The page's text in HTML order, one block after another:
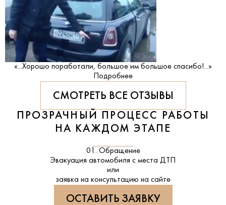
«...Хорошо поработали, большое им большое спасибо!...»
Подробнее
СМОТРЕТЬ ВСЕ ОТЗЫВЫ
ПРОЗРАЧНЫЙ ПРОЦЕСС РАБОТЫ
НА КАЖДОМ ЭТАПЕ
01. Обращение
Эвакуация автомобиля с места ДТП
или
заявка на консультацию на сайте
ОСТАВИТЬ ЗАЯВКУ